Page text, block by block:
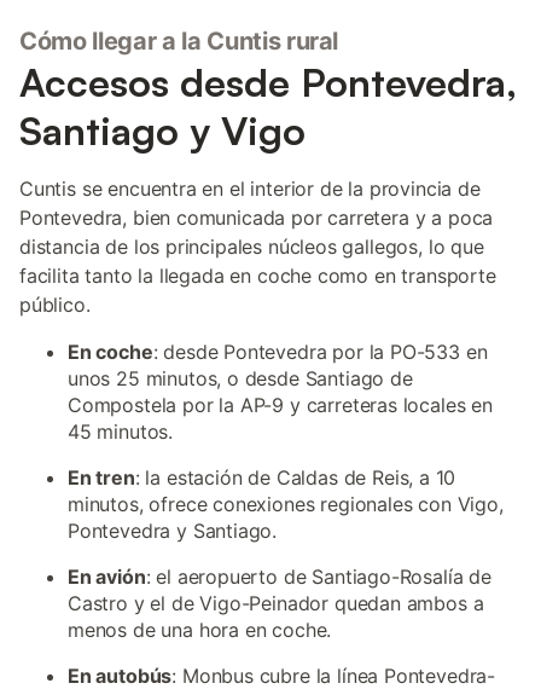
Cómo llegar a la Cuntis rural
Accesos desde Pontevedra,
Santiago y Vigo
Cuntis se encuentra en el interior de la provincia de
Pontevedra, bien comunicada por carretera y a poca
distancia de los principales núcleos gallegos, lo que
facilita tanto la llegada en coche como en transporte
público.
En coche: desde Pontevedra por la PO-533 en
unos 25 minutos, o desde Santiago de
Compostela por la AP-9 y carreteras locales en
45 minutos.
En tren: la estación de Caldas de Reis, a 10
minutos, ofrece conexiones regionales con Vigo,
Pontevedra y Santiago.
En avión: el aeropuerto de Santiago-Rosalía de
Castro y el de Vigo-Peinador quedan ambos a
menos de una hora en coche.
En autobús: Monbus cubre la línea Pontevedra-